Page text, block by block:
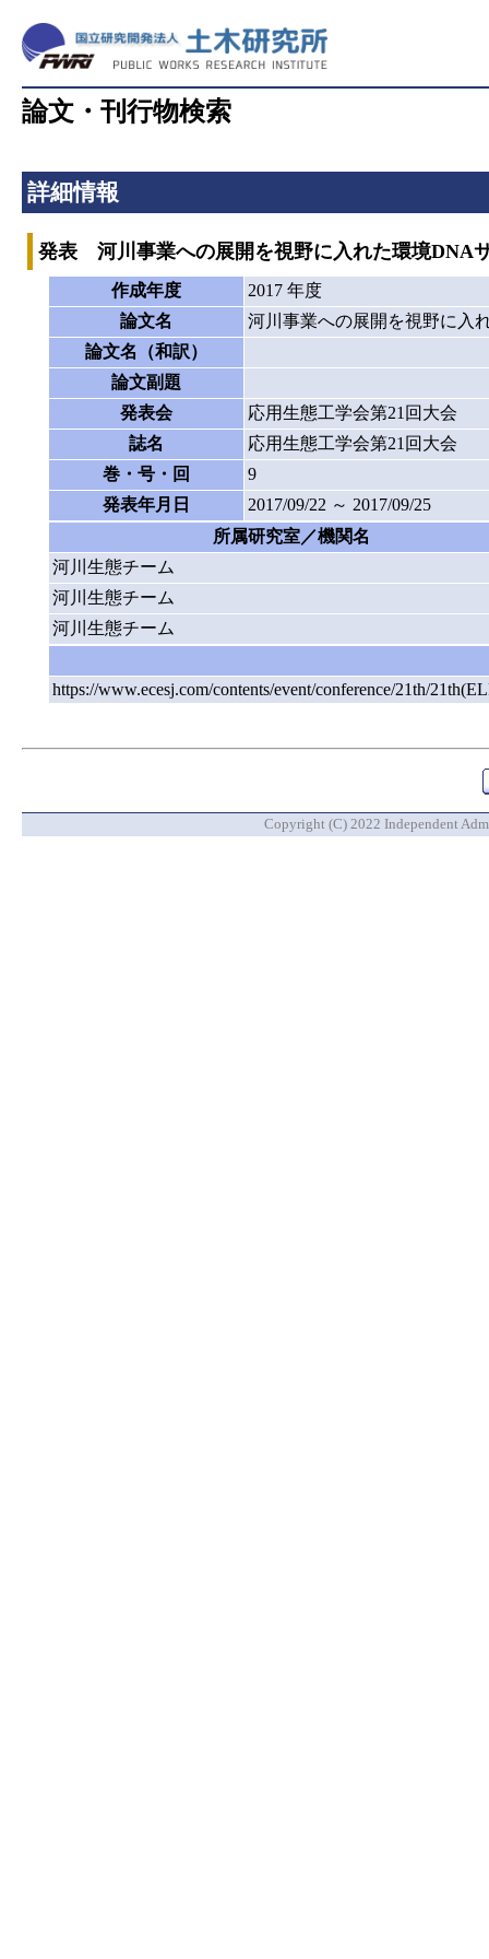
論文・刊行物検索
詳細情報
発表 河川事業への展開を視野に入れた環境DNA
作成年度
2017 年度
論文名
河川事業への展開を視野に入
論文名（和訳）
論文副題
発表会
応用生態工学会第21回大会
誌名
応用生態工学会第21回大会
巻・号・回
9
発表年月日
2017/09/22 ～ 2017/09/25
所属研究室／機関名
河川生態チーム
河川生態チーム
河川生態チーム
https://www.ecesj.com/contents/event/conference/21th/
Copyright (C) 2022 Independent